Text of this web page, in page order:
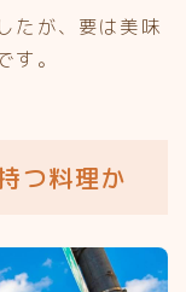
たが、要は美味
。
つ料理か